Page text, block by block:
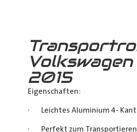
2015
Eigenschaften:
· Leichtes Aluminium 4- Kant
· Perfekt zum Transportieren